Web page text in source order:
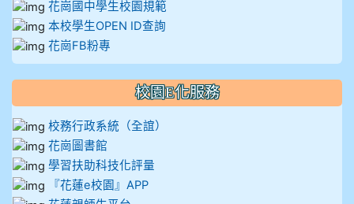
花崗國中學生校園規範
本校學生OPEN ID查詢
花崗FB粉專
校園E化服務
校務行政系統（全誼）
花崗圖書館
學習扶助科技化評量
『花蓮e校園』APP